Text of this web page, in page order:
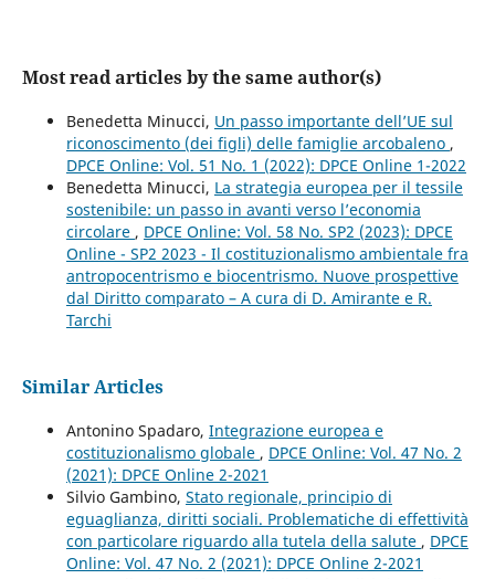
Most read articles by the same author(s)
Benedetta Minucci, Un passo importante dell’UE sul
riconoscimento (dei figli) delle famiglie arcobaleno ,
DPCE Online: Vol. 51 No. 1 (2022): DPCE Online 1-2022
Benedetta Minucci, La strategia europea per il tessile
sostenibile: un passo in avanti verso l’economia
circolare , DPCE Online: Vol. 58 No. SP2 (2023): DPCE
Online - SP2 2023 - Il costituzionalismo ambientale fra
antropocentrismo e biocentrismo. Nuove prospettive
dal Diritto comparato – A cura di D. Amirante e R.
Tarchi
Similar Articles
Antonino Spadaro, Integrazione europea e
costituzionalismo globale , DPCE Online: Vol. 47 No. 2
(2021): DPCE Online 2-2021
Silvio Gambino, Stato regionale, principio di
eguaglianza, diritti sociali. Problematiche di effettività
con particolare riguardo alla tutela della salute , DPCE
Online: Vol. 47 No. 2 (2021): DPCE Online 2-2021